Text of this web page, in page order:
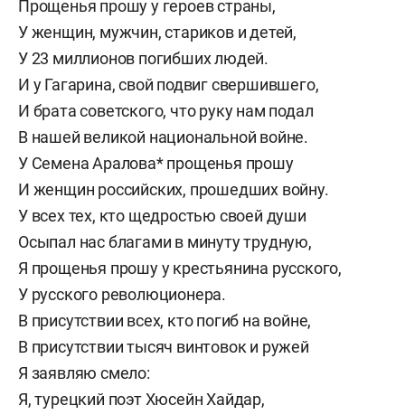
Прощенья прошу у героев страны,
У женщин, мужчин, стариков и детей,
У 23 миллионов погибших людей.
И у Гагарина, свой подвиг свершившего,
И брата советского, что руку нам подал
В нашей великой национальной войне.
У Семена Аралова* прощенья прошу
И женщин российских, прошедших войну.
У всех тех, кто щедростью своей души
Осыпал нас благами в минуту трудную,
Я прощенья прошу у крестьянина русского,
У русского революционера.
В присутствии всех, кто погиб на войне,
В присутствии тысяч винтовок и ружей
Я заявляю смело:
Я, турецкий поэт Хюсейн Хайдар,